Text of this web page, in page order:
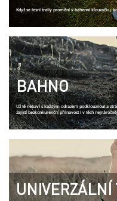
Když se lesní traily promění v bahenní klouzačku,
BAHNO
Už tě nebaví s každým odrazem podklouznout a
zajistí bezkonkurenční přilnavost i v těch
UNIVERZÁLNÍ